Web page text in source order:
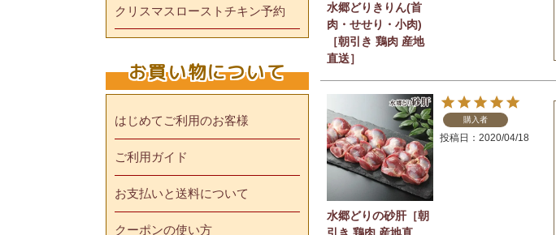
クリスマスローストチキン予約
お買い物について
はじめてご利用のお客様
ご利用ガイド
お支払いと送料について
クーポンの使い方
水郷どりきりん(首
肉・せせり・小肉)
［朝引き 鶏肉 産地
直送］
水郷どりの砂肝［朝
引き 鶏肉 産地直
購入者
投稿日 2020/04/18